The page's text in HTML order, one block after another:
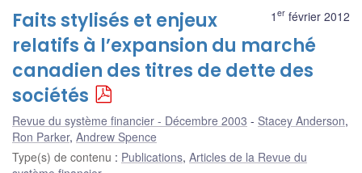
1 er février 2012
Faits stylisés et enjeux
relatifs à l’expansion du marché
canadien des titres de dette des
sociétés
Revue du système financier - Décembre 2003 Stacey Anderson,
Ron Parker, Andrew Spence
Type(s) de contenu : Publications, Articles de la Revue du